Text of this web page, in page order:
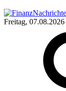
Freitag, 07.08.2026